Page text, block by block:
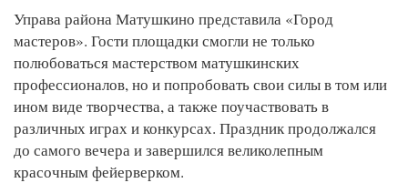
Управа района Матушкино представила «Город
мастеров». Гости площадки смогли не только
полюбоваться мастерством матушкинских
профессионалов, но и попробовать свои силы в том или
ином виде творчества, а также поучаствовать в
различных играх и конкурсах. Праздник продолжался
до самого вечера и завершился великолепным
красочным фейерверком.